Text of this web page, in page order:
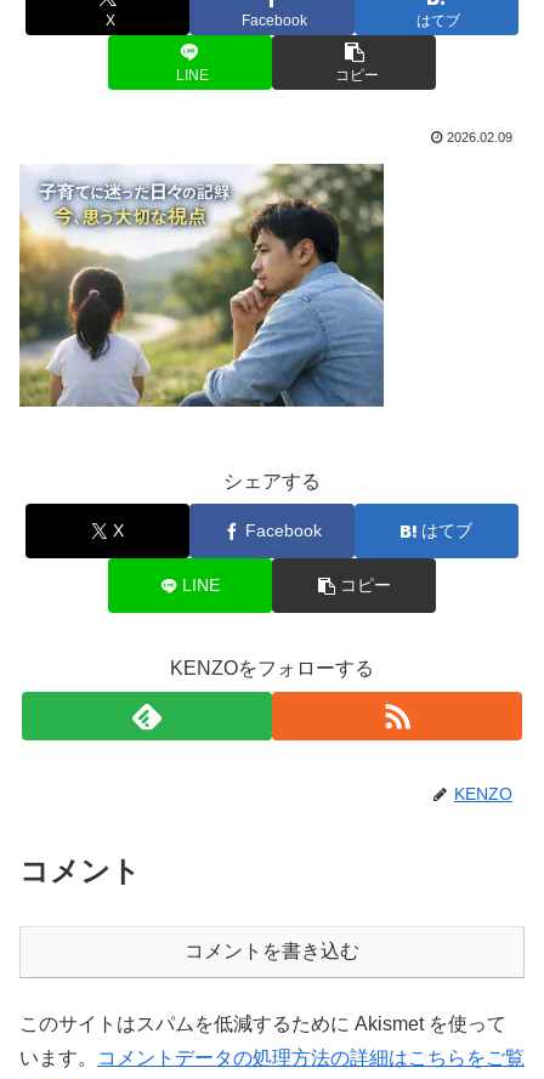
X Facebook はてブ
LINE コピー
2026.02.09
シェアする
X Facebook はてブ
LINE コピー
KENZOをフォローする
KENZO
コメント
コメントを書き込む
このサイトはスパムを低減するために Akismet を使って
います。
コメントデータの処理方法の詳細はこちらをご覧